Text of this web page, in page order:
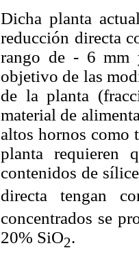
Dicha planta
reducción directa
rango de - 6 mm
objetivo de las
de la planta
material de
altos hornos como
planta requieren
contenidos de
directa tengan
concentrados se
20% SiO2.